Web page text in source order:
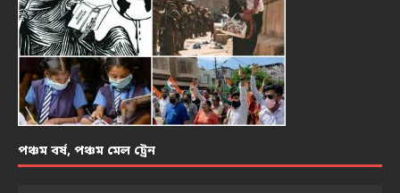
পঞ্চম বর্ষ, পঞ্চম মেল ট্রেন